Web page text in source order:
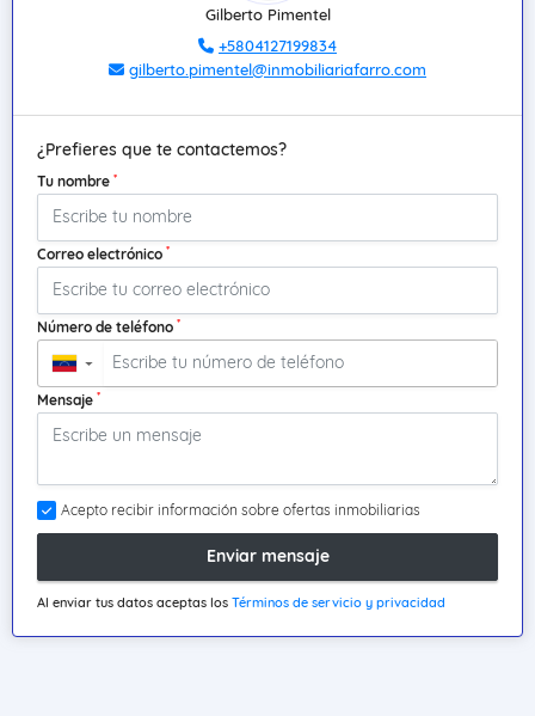
Gilberto Pimentel
+5804127199834
gilberto.pimentel@inmobiliariafarro.com
¿Prefieres que te contactemos?
Tu nombre *
Correo electrónico *
Número de teléfono *
▼
Mensaje *
Acepto recibir información sobre ofertas inmobiliarias
Enviar mensaje
Al enviar tus datos aceptas los Términos de servicio y privacidad